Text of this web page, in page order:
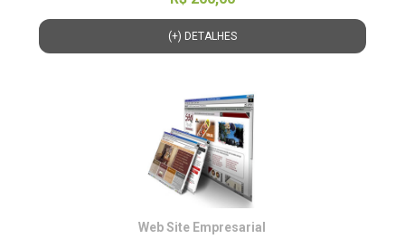
(+) DETALHES
Web Site Empresarial